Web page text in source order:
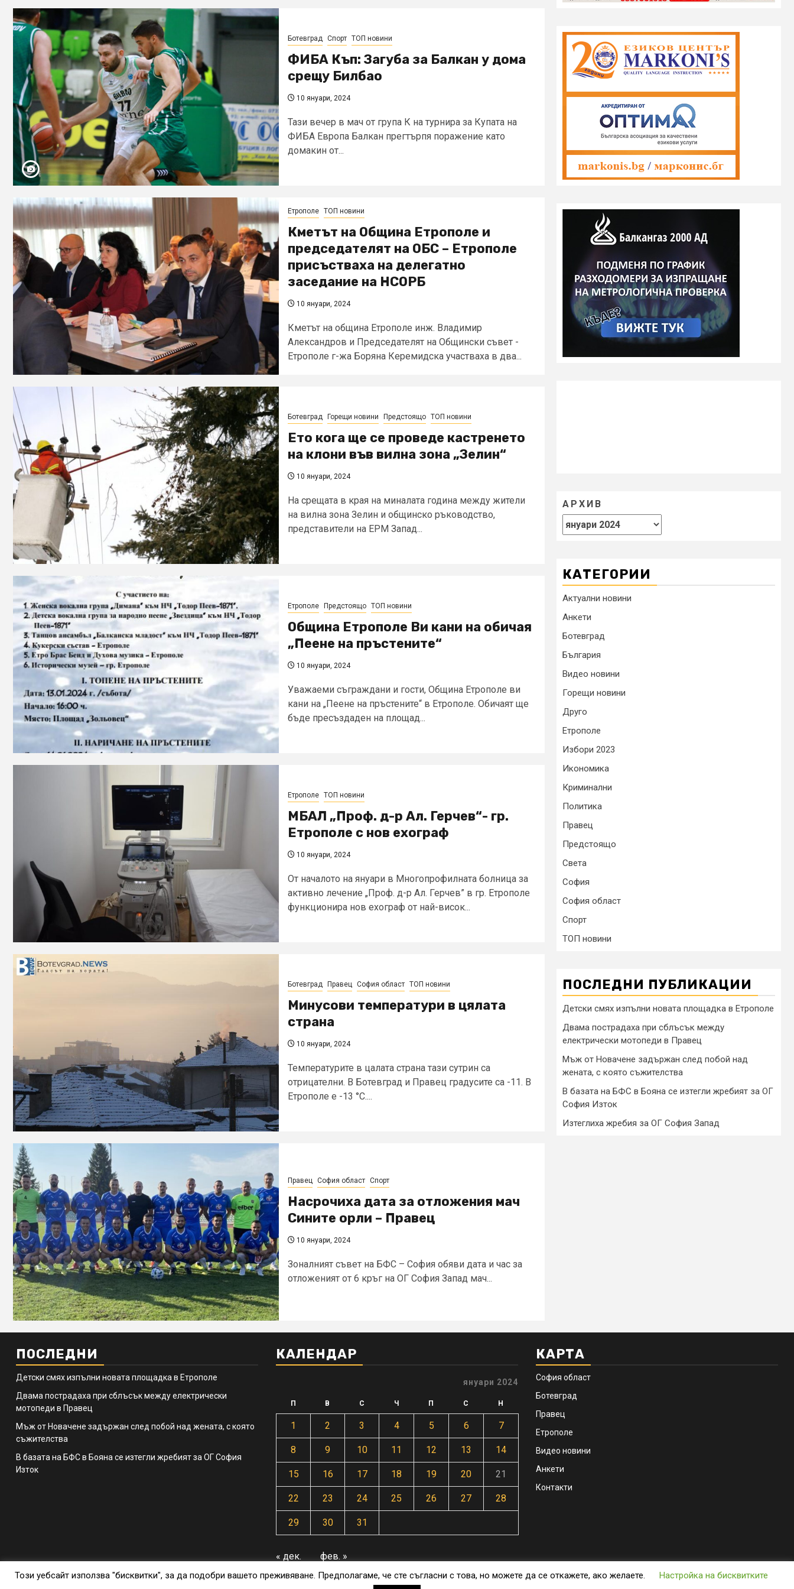
Ботевград Спорт ТОП новини
ФИБА Къп: Загуба за Балкан у дома
срещу Билбао
10 януари, 2024
Тази вечер в мач от група К на турнира за Купата на
ФИБА Европа Балкан прегтърпя поражение като
домакин от...
Етрополе ТОП новини
Кметът на Община Етрополе и
председателят на ОБС – Етрополе
присъстваха на делегатно
заседание на НСОРБ
10 януари, 2024
Кметът на община Етрополе инж. Владимир
Александров и Председателят на Общински съвет -
Етрополе г-жа Боряна Керемидска участваха в два...
Ботевград Горещи новини Предстоящо ТОП новини
Ето кога ще се проведе кастренето
на клони във вилна зона „Зелин“
10 януари, 2024
На срещата в края на миналата година между жители
на вилна зона Зелин и общинско ръководство,
представители на ЕРМ Запад...
Етрополе Предстоящо ТОП новини
Община Етрополе Ви кани на обичая
„Пеене на пръстените“
10 януари, 2024
Уважаеми съграждани и гости, Община Етрополе ви
кани на „Пеене на пръстените“ в Етрополе. Обичаят ще
бъде пресъздаден на площад...
Етрополе ТОП новини
МБАЛ „Проф. д-р Ал. Герчев“- гр.
Етрополе с нов ехограф
10 януари, 2024
От началото на януари в Многопрофилната болница за
активно лечение „Проф. д-р Ал. Герчев” в гр. Етрополе
функционира нов ехограф от най-висок...
Ботевград Правец София област ТОП новини
Минусови температури в цялата
страна
10 януари, 2024
Температурите в цалата страна тази сутрин са
отрицателни. В Ботевград и Правец градусите са -11. В
Етрополе е -13 °C....
Правец София област Спорт
Насрочиха дата за отложения мач
Сините орли – Правец
10 януари, 2024
Зоналният съвет на БФС – София обяви дата и час за
отложеният от 6 кръг на ОГ София Запад мач...
АРХИВ
КАТЕГОРИИ
Актуални новини
Анкети
Ботевград
България
Видео новини
Горещи новини
Друго
Етрополе
Избори 2023
Икономика
Криминални
Политика
Правец
Предстоящо
Света
София
София област
Спорт
ТОП новини
ПОСЛЕДНИ ПУБЛИКАЦИИ
Детски смях изпълни новата площадка в Етрополе
Двама пострадаха при сблъсък между
електрически мотопеди в Правец
Мъж от Новачене задържан след побой над
жената, с която съжителства
В базата на БФС в Бояна се изтегли жребият за ОГ
София Изток
Изтеглиха жребия за ОГ София Запад
ПОСЛЕДНИ
Детски смях изпълни новата площадка в Етрополе
Двама пострадаха при сблъсък между електрически
мотопеди в Правец
Мъж от Новачене задържан след побой над жената, с която
съжителства
В базата на БФС в Бояна се изтегли жребият за ОГ София
Изток
КАЛЕНДАР
януари 2024
П В С Ч П С Н
1 2 3 4 5 6 7
8 9 10 11 12 13 14
15 16 17 18 19 20 21
22 23 24 25 26 27 28
29 30 31
« дек. фев. »
КАРТА
София област
Ботевград
Правец
Етрополе
Видео новини
Анкети
Контакти
Facebook
Този уебсайт използва "бисквитки", за да подобри вашето преживяване. Предполагаме, че сте съгласни с това, но можете да се откажете, ако желаете. Настройка на бисквитките